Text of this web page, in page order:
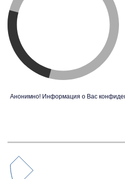
Анонимно! Информация о Вас